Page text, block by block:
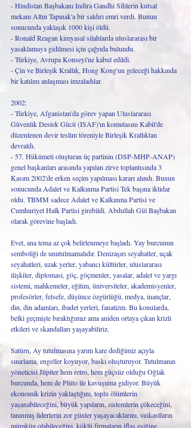
- Hindistan Başbakanı Indira Gandhi Sihlerin kutsal
mekanı Altın Tapınak'a bir saldırı emri verdi. Bunun
sonucunda yaklaşık 1000 kişi öldü.
- Ronald Reagan kimyasal silahlarda uluslararası bir
yasaklamaya gidilmesi için çağrıda bulundu.
- Türkiye, Avrupa Konseyi'ne kabul edildi.
- Çin ve Birleşik Krallık, Hong Kong'un geleceği hakkında
bir katılım anlaşması imzaladılar.
2002:
- Türkiye, Afganistan'da görev yapan Uluslararası
Güvenlik Destek Gücü (ISAF)'ın komutasını Kabil'de
düzenlenen devir teslim töreniyle Birleşik Krallıktan
devraldı.
- 57. Hükûmeti oluşturan üç partinin (DSP-MHP-ANAP)
genel başkanları arasında yapılan zirve toplantısında 3
Kasım 2002'de erken seçim yapılması kararı alındı. Bunun
sonucunda Adalet ve Kalkınma Partisi Tek başına iktidar
oldu. TBMM sadece Adalet ve Kalkınma Partisi ve
Cumhuriyet Halk Partisi girebildi. Abdullah Gül Başbakan
olarak görevine başladı.
Evet, ana tema az çok belirlenmeye başladı. Yay burcunun
semboliği de unutulmamalıdır. Denizaşırı seyahatler, uçak
seyahatleri, uzak yerler, yabancı kültürler, uluslararası
ilişkiler, diplomasi, göç, göçmenler, yasalar, adalet ve yargı
sistemi, mahkemeler, eğitim, üniversiteler, akademisyenler,
profesörler, felsefe, düşünce özgürlüğü, medya, inançlar,
din, din adamları, ibadet yerleri, fanatizm. Bu konularda,
belki geçmişte bıraktığımız ama aniden ortaya çıkan krizli
etkileri ve skandalları yaşayabiliriz.
Satürn, Ay tutulmasına yarım kare dediğimiz açıyla
sınırlama, engeller koyuyor, baskı oluşturuyor. Tutulmanın
yöneticisi Jüpiter hem retro, hem güçsüz olduğu Oğlak
burcunda, hem de Plüto ile kavuşuma gidiyor. Büyük
ekonomik krizin yaklaştığını, toplu ölümlerin
yaşanabileceğini, büyük yapıların, sistemlerin çökeceğini,
tanınmış liderlerin zor günler yaşayacaklarını, suikastların
mümkün olabileceğini, köklü firmaların iflas eşiğine